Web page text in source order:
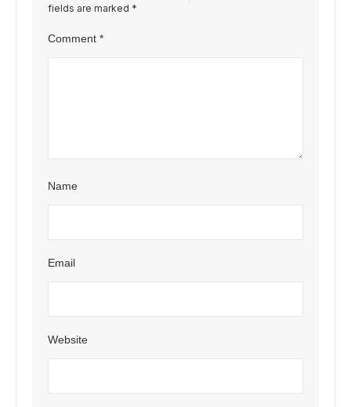
fields are marked *
Comment *
Name
Email
Website